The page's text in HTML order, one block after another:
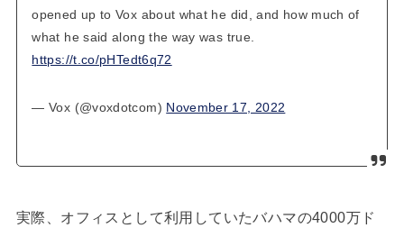
opened up to Vox about what he did, and how much of
what he said along the way was true.
https://t.co/pHTedt6q72
— Vox (@voxdotcom) November 17, 2022
実際、オフィスとして利用していたバハマの4000万ド